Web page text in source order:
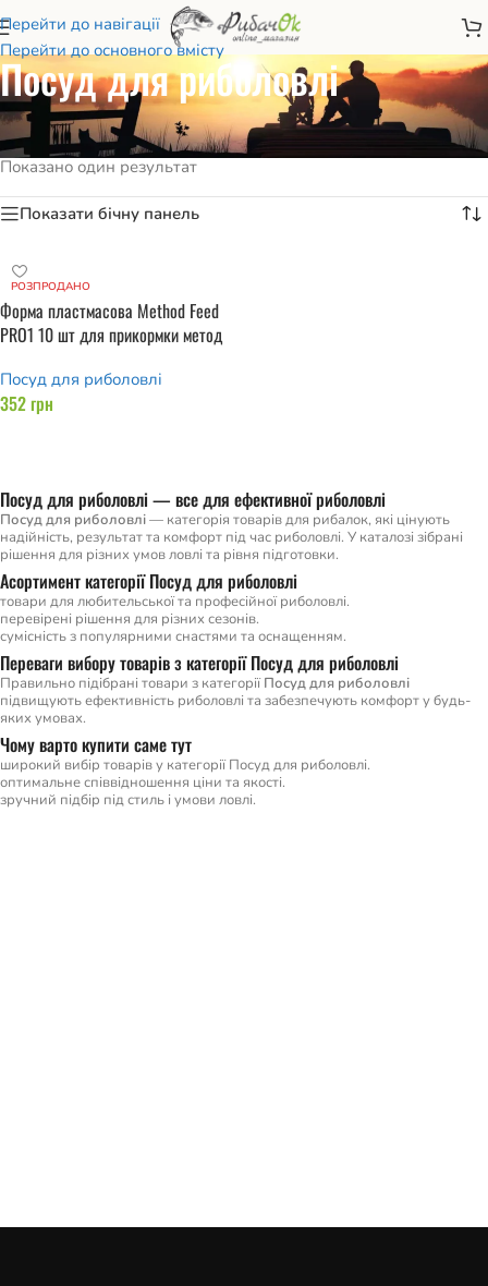
Перейти до навігації
Перейти до основного вмісту
Посуд для риболовлі
Головна/Туризм та кемпінг/ Меблі та посуд/
Посуд для риболовлі
Показано один результат
Показати бічну панель
РОЗПРОДАНО
Форма пластмасова Method Feed
PRO1 10 шт для прикормки метод
Посуд для риболовлі
352грн
Посуд для риболовлі — все для ефективної риболовлі
Посуд для риболовлі— категорія товарів для рибалок, які цінують
надійність, результат та комфорт під час риболовлі. У каталозі зібрані
рішення для різних умов ловлі та рівня підготовки.
Асортимент категорії Посуд для риболовлі
товари для любительської та професійної риболовлі.
перевірені рішення для різних сезонів.
сумісність з популярними снастями та оснащенням.
Переваги вибору товарів з категорії Посуд для риболовлі
Правильно підібрані товари з категоріїПосуд для риболовлі
підвищують ефективність риболовлі та забезпечують комфорт у будь-
яких умовах.
Чому варто купити саме тут
широкий вибір товарів у категорії Посуд для риболовлі.
оптимальне співвідношення ціни та якості.
зручний підбір під стиль і умови ловлі.